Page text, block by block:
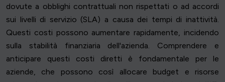
dovute a obblighi contrattuali non rispettati o ad accordi
sui livelli di servizio (SLA) a causa dei tempi di inattività.
Questi costi possono aumentare rapidamente, incidendo
sulla stabilità finanziaria dell'azienda. Comprendere e
anticipare questi costi diretti è fondamentale per le
aziende, che possono così allocare budget e risorse